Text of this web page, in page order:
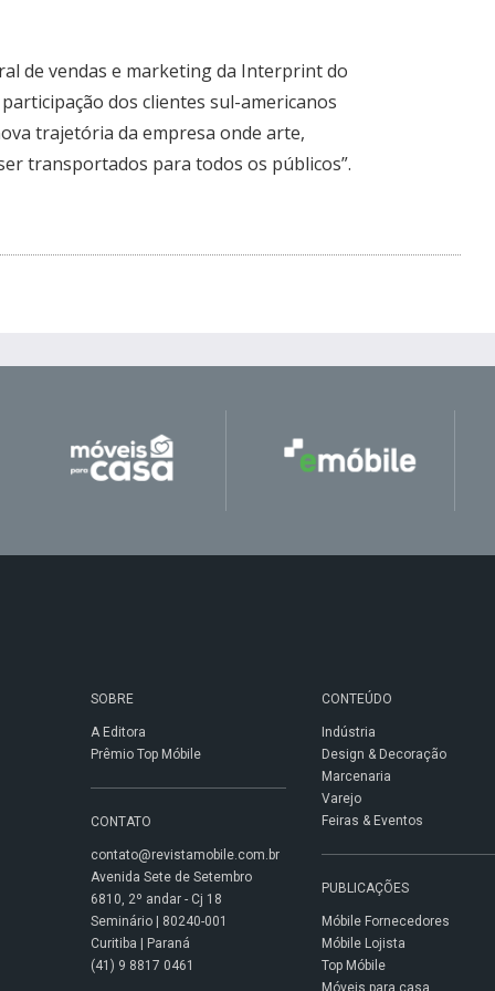
de vendas e marketing da Interprint do
dos clientes sul-americanos
trajetória da empresa onde arte,
transportados para todos os públicos”.
SOBRE
A Editora
Prêmio Top Móbile
CONTATO
contato@revistamobile.com.br
Avenida Sete de Setembro
6810, 2º andar - Cj 18
Seminário | 80240-001
Curitiba | Paraná
(41) 9 8817 0461
CONTEÚDO
Indústria
Design & Decoração
Marcenaria
Varejo
Feiras & Eventos
PUBLICAÇÕES
Móbile Fornecedores
Móbile Lojista
Top Móbile
Móveis para casa